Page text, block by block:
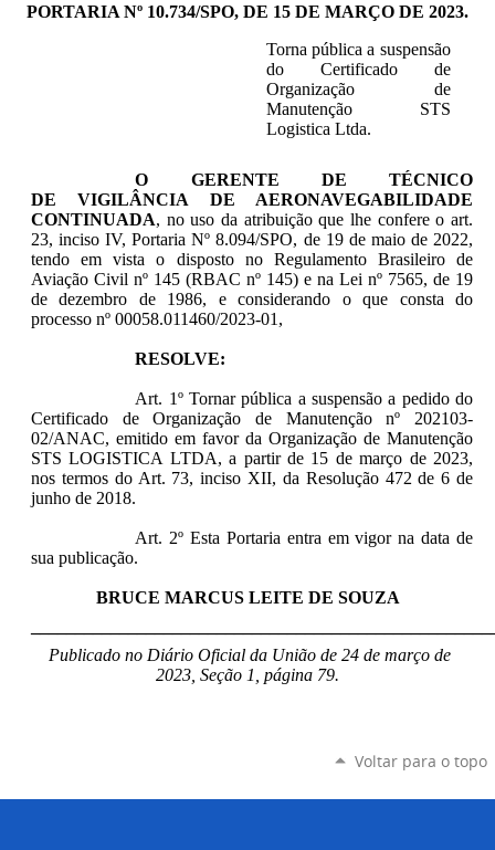
PORTARIA Nº 10.734/SPO, DE 15 DE MARÇO DE 2023.
Torna pública a suspensão
do Certificado de
Organização de
Manutenção STS
Logistica Ltda.
O GERENTE DE TÉCNICO
DE VIGILÂNCIA DE AERONAVEGABILIDADE
CONTINUADA, no uso da atribuição que lhe confere o art.
23, inciso IV, Portaria Nº 8.094/SPO, de 19 de maio de 2022,
tendo em vista o disposto no Regulamento Brasileiro de
Aviação Civil nº 145 (RBAC nº 145) e na Lei nº 7565, de 19
de dezembro de 1986, e considerando o que consta do
processo nº 00058.011460/2023-01,
RESOLVE:
Art. 1º Tornar pública a suspensão a pedido do
Certificado de Organização de Manutenção nº 202103-
02/ANAC, emitido em favor da Organização de Manutenção
STS LOGISTICA LTDA, a partir de 15 de março de 2023,
nos termos do Art. 73, inciso XII, da Resolução 472 de 6 de
junho de 2018.
Art. 2º Esta Portaria entra em vigor na data de
sua publicação.
BRUCE MARCUS LEITE DE SOUZA
Publicado no Diário Oficial da União de 24 de março de
2023, Seção 1, página 79.
Voltar para o topo